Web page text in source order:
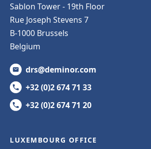
Sablon Tower - 19th Floor
Rue Joseph Stevens 7
B-1000 Brussels
Belgium
drs@deminor.com
+32 (0)2 674 71 33
+32 (0)2 674 71 20
LUXEMBOURG OFFICE